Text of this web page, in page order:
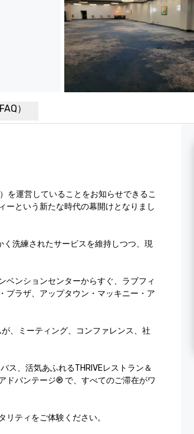
）
を運営していることをお知らせできるこ
ーという新たな時代の幕開けとなりまし
洗練されたサービスを維持しつつ、現
ベンションセンターからすぐ、ラブフィ
プラザ、アップタウン・マッキニー・ア
、ミーティング、コンファレンス、社
ス、活気あふれるTHRIVEレストラン＆
ドバンテージ® で、すべてのご滞在がワ
ティをご体験ください。